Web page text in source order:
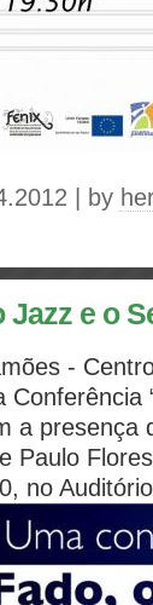
| by
Jazz e o
-
a
Paulo
no